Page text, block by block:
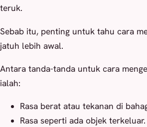
teruk.
Sebab itu, penting untuk tahu cara
jatuh lebih awal.
Antara tanda-tanda untuk cara
ialah:
Rasa berat atau tekanan di
Rasa seperti ada objek terkeluar.